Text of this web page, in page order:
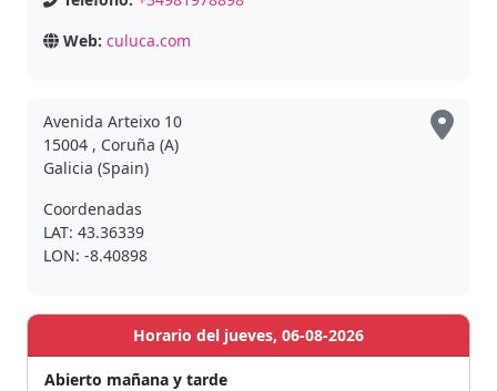
Web: culuca.com
Avenida Arteixo 10
15004 , Coruña (A)
Galicia (Spain)
Coordenadas
LAT: 43.36339
LON: -8.40898
Horario del jueves, 06-08-2026
Abierto mañana y tarde